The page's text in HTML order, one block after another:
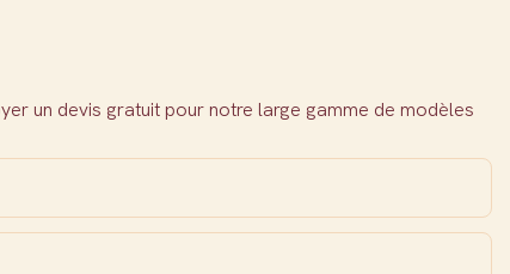
un devis gratuit pour notre large gamme de modèles